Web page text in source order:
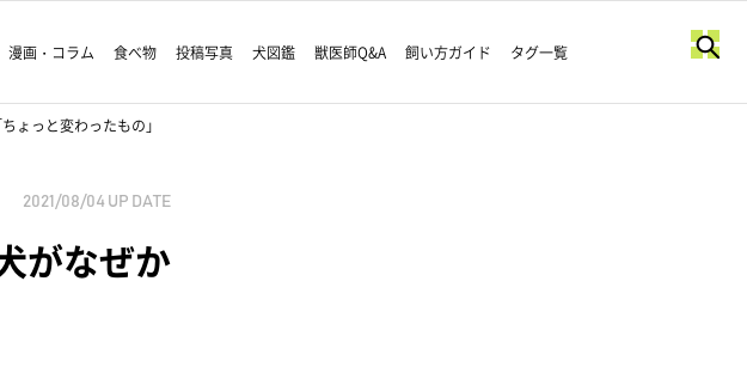
漫画・コラム 食べ物 投稿写真 犬図鑑 獣医師Q&A 飼い方ガイド タグ一覧
ょっと変わったもの」
2021/08/04 UP DATE
がなぜか